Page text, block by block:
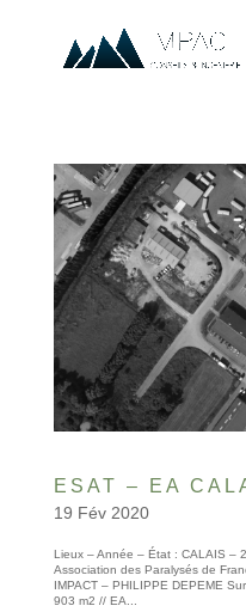
ESAT – EA
19 Fév 2020
Lieux – Année – État : CALAIS –
Association des Paralysés de
IMPACT – PHILIPPE DEPEME
903 m2 // EA...